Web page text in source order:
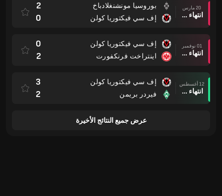
20 مارس
انتهاء وقت المباراة
بوروسيا مونشنغلادباخ
إف سي فيكتوريا كولن
2
0
01 نوفمبر
انتهاء وقت المباراة
إف سي فيكتوريا كولن
اينتراخت فرنكفورت
0
2
12 أغسطس
انتهاء وقت المباراة
إف سي فيكتوريا كولن
فيردر بريمن
3
2
عرض جميع النتائج الأخيرة